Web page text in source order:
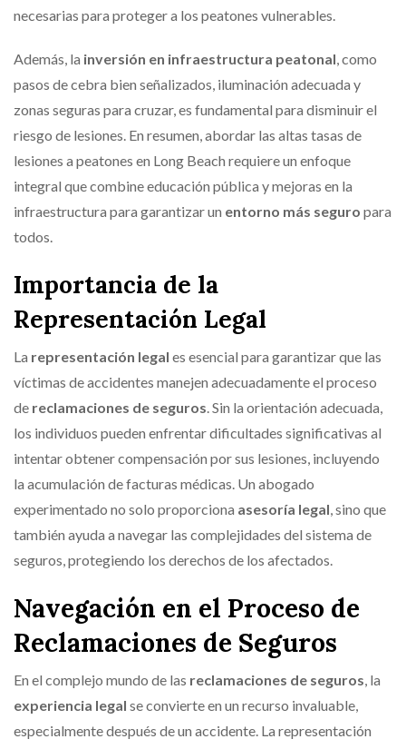
necesarias para proteger a los peatones vulnerables.
Además, la inversión en infraestructura peatonal , como
pasos de cebra bien señalizados, iluminación adecuada y
zonas seguras para cruzar, es fundamental para disminuir el
riesgo de lesiones. En resumen, abordar las altas tasas de
lesiones a peatones en Long Beach requiere un enfoque
integral que combine educación pública y mejoras en la
infraestructura para garantizar un entorno más seguro para
todos.
Importancia de la
Representación Legal
La representación legal es esencial para garantizar que las
víctimas de accidentes manejen adecuadamente el proceso
de reclamaciones de seguros . Sin la orientación adecuada,
los individuos pueden enfrentar dificultades significativas al
intentar obtener compensación por sus lesiones, incluyendo
la acumulación de facturas médicas. Un abogado
experimentado no solo proporciona asesoría legal , sino que
también ayuda a navegar las complejidades del sistema de
seguros, protegiendo los derechos de los afectados.
Navegación en el Proceso de
Reclamaciones de Seguros
En el complejo mundo de las reclamaciones de seguros , la
experiencia legal se convierte en un recurso invaluable,
especialmente después de un accidente. La representación